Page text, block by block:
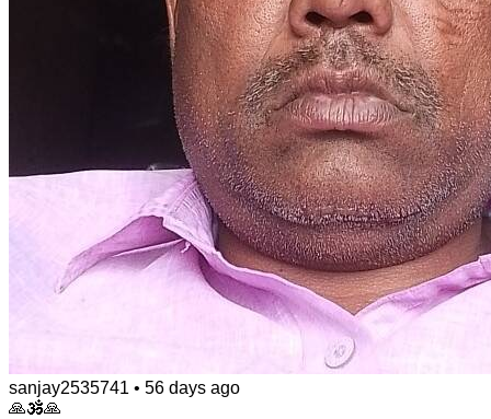
sanjay2535741 • 56 days ago
🙏🕉️🙏